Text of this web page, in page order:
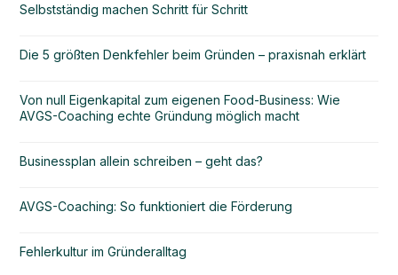
Selbstständig machen Schritt für Schritt
Die 5 größten Denkfehler beim Gründen – praxisnah erklärt
Von null Eigenkapital zum eigenen Food-Business: Wie
AVGS-Coaching echte Gründung möglich macht
Businessplan allein schreiben – geht das?
AVGS-Coaching: So funktioniert die Förderung
Fehlerkultur im Gründeralltag